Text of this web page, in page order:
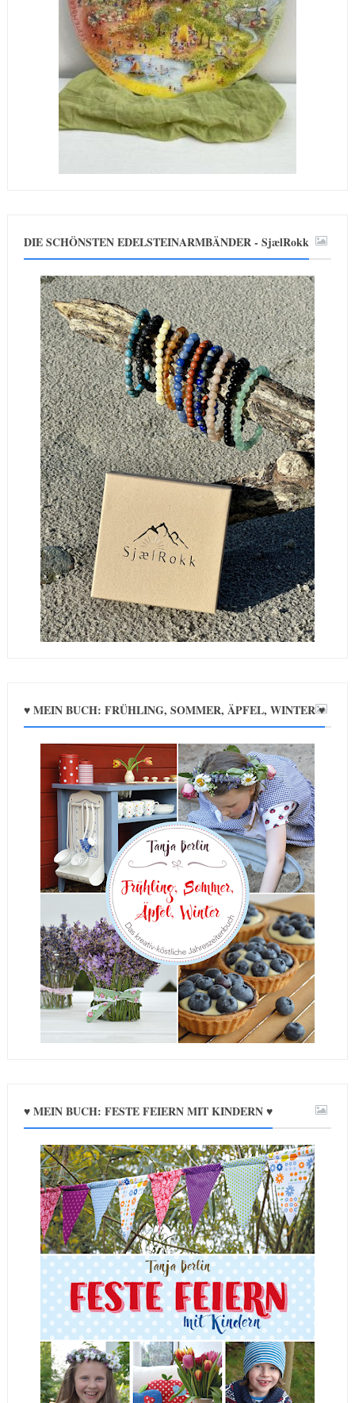
DIE SCHÖNSTEN EDELSTEINARMBÄNDER - SjælRokk
♥ MEIN BUCH: FRÜHLING, SOMMER, ÄPFEL, WINTER ♥
♥ MEIN BUCH: FESTE FEIERN MIT KINDERN ♥